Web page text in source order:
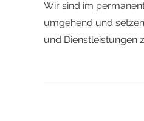
Wir sind im
umgehend und
und Dienstleistungen